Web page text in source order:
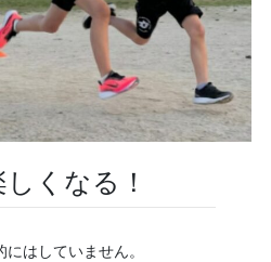
くなる！
はしていません。